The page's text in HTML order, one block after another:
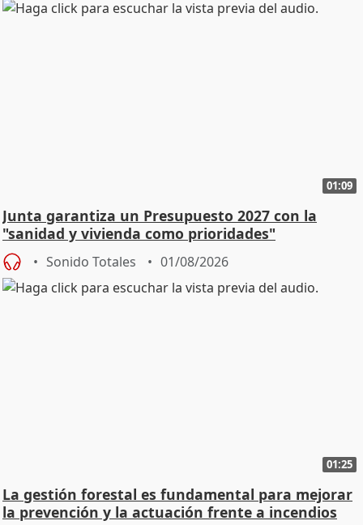
01:09
Junta garantiza un Presupuesto 2027 con la
"sanidad y vivienda como prioridades"
Sonido Totales 01/08/2026
01:25
La gestión forestal es fundamental para mejorar
la prevención y la actuación frente a incendios